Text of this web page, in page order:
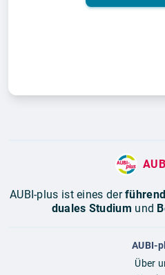
AUBI-plus ist eines der
duales Studium und
AUBI-
Über